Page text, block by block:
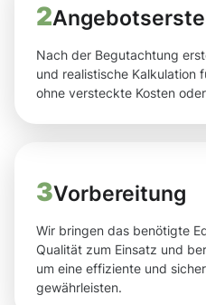
2
Nach der Begutachtung
und realistische Kalkulation
ohne versteckte Kosten
3Vorbereitung
Wir bringen das benötigte
Qualität zum Einsatz und
um eine effiziente und
gewährleisten.